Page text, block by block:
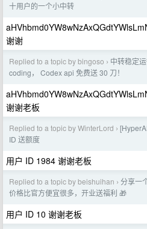
十用户的一个小中转
谢谢
Replied to a topic by bingoso › 中转稳定
coding， Codex api 免费送 30 刀！
谢谢老板
Replied to a topic by WinterLord ›
ID 送额度
用户 ID 1984 谢谢老板
Replied to a topic by beishuihan › 分享一
价格比官方便宜很多，开业送福利 🎁
用户 ID 10 谢谢老板